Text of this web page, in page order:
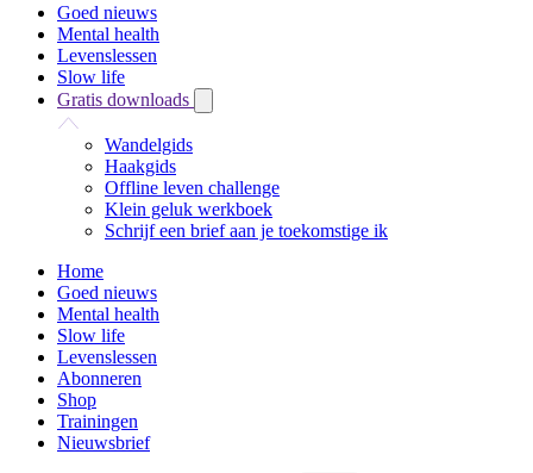
Goed nieuws
Mental health
Levenslessen
Slow life
Gratis downloads
Wandelgids
Haakgids
Offline leven challenge
Klein geluk werkboek
Schrijf een brief aan je toekomstige ik
Home
Goed nieuws
Mental health
Slow life
Levenslessen
Abonneren
Shop
Trainingen
Nieuwsbrief